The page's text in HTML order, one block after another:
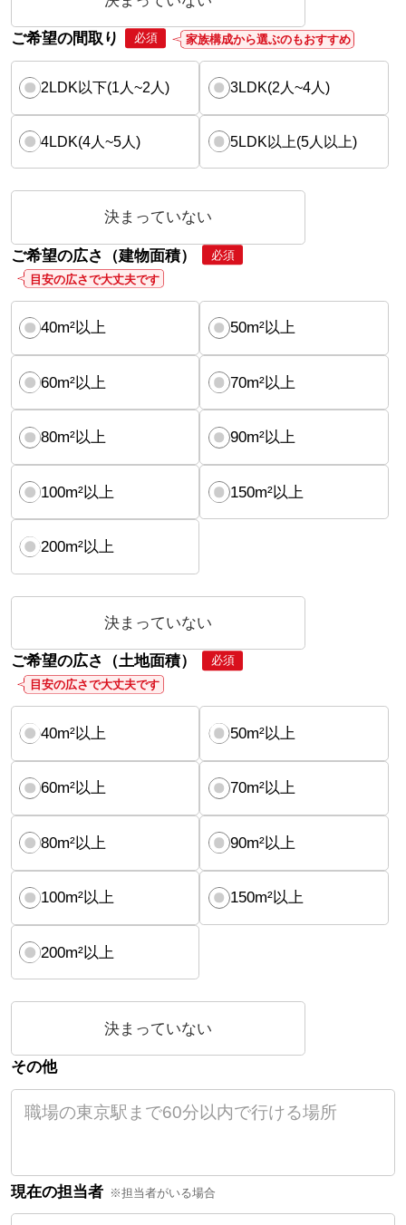
ご希望の間取り 必須 家族構成から選ぶのもおすすめ
2LDK以下(1人~2人) 3LDK(2人~4人)
4LDK(4人~5人) 5LDK以上(5人以上)
決まっていない
ご希望の広さ（建物面積）
必須
目安の広さで大丈夫です
40m²以上 50m²以上
60m²以上 70m²以上
80m²以上 90m²以上
100m²以上 150m²以上
200m²以上
決まっていない
ご希望の広さ（土地面積）
必須
目安の広さで大丈夫です
40m²以上 50m²以上
60m²以上 70m²以上
80m²以上 90m²以上
100m²以上 150m²以上
200m²以上
決まっていない
その他
現在の担当者 ※担当者がいる場合